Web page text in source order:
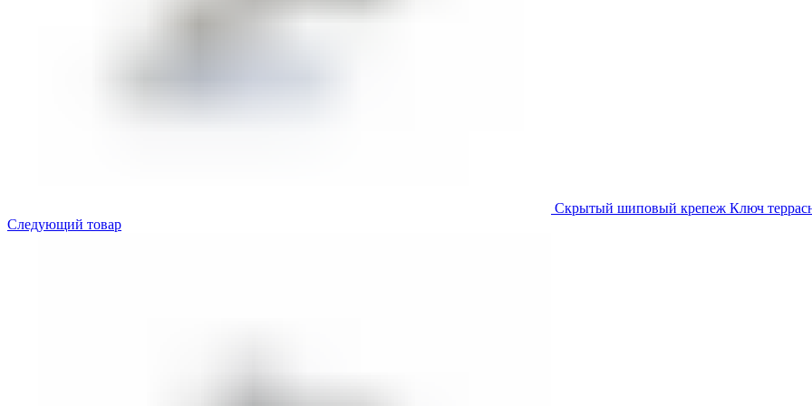
Скрытый шиповый крепеж Ключ
Следующий товар